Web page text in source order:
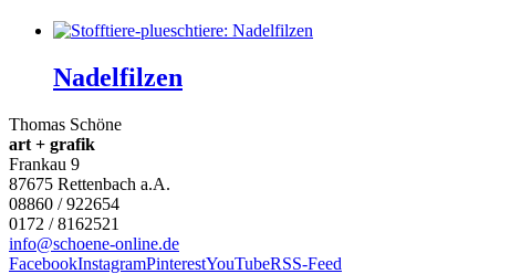
Nadelfilzen
Thomas Schöne
art + grafik
Frankau 9
87675 Rettenbach a.A.
08860 / 922654
0172 / 8162521
info@schoene-online.de
FacebookInstagramPinterestYouTubeRSS-Feed